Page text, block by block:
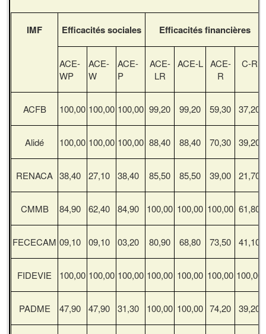
IMF Efficacités sociales Efficacités financières
ACE-
WP
ACE-
W
ACE-
P
ACE-
LR
ACE-L ACE-
R
C-R
ACFB 100,00 100,00 100,00 99,20 99,20 59,30 37,20
Alidé 100,00 100,00 100,00 88,40 88,40 70,30 39,20
RENACA 38,40 27,10 38,40 85,50 85,50 39,00 21,70
CMMB 84,90 62,40 84,90 100,00 100,00 100,00 61,80
FECECAM 09,10 09,10 03,20 80,90 68,80 73,50 41,10
FIDEVIE 100,00 100,00 100,00 100,00 100,00 100,00 100,00
PADME 47,90 47,90 31,30 100,00 100,00 74,20 39,20